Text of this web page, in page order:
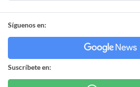
Síguenos en:
Suscríbete en: